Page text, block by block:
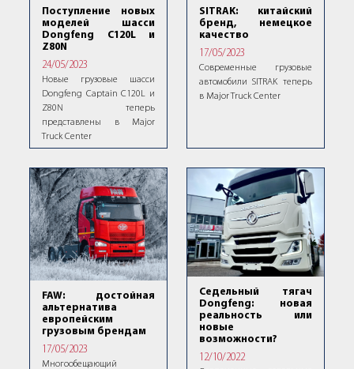
Поступление новых
моделей шасси
Dongfeng C120L и
Z80N
24/05/2023
Новые грузовые шасси
Dongfeng Captain C120L и
Z80N теперь
представлены в Major
Truck Center
SITRAK: китайский
бренд, немецкое
качество
17/05/2023
Современные грузовые
автомобили SITRAK теперь
в Major Truck Center
FAW: достойная
альтернатива
европейским
грузовым брендам
17/05/2023
Многообещающий
Седельный тягач
Dongfeng: новая
реальность или
новые
возможности?
12/10/2022